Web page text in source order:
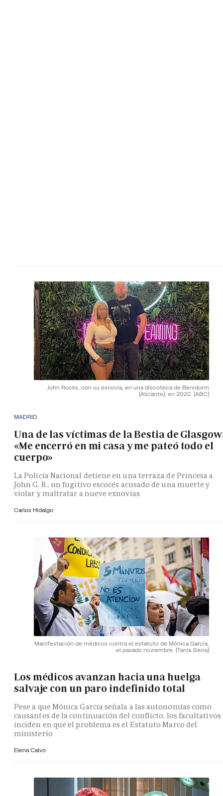
John Rocks, con su exnovia, en una discoteca de Benidorm
(Alicante), en 2022. (ABC)
MADRID
Una de las víctimas de la Bestia de
«Me encerró en mi casa y me pateó todo el
cuerpo»
La Policía Nacional detiene en una terraza de Princesa a
John G. R., un fugitivo escocés acusado de una muerte y
violar y maltratar a nueve exnovias
Carlos Hidalgo
Manifestación de médicos contra el estatuto de Mónica García,
el pasado noviembre. (Tania Sieira)
Los médicos avanzan hacia una huelga
salvaje con un paro indefinido total
Pese a que Mónica García señala a las autonomías como
causantes de la continuación del conflicto, los facultativos
inciden en que el problema es el Estatuto Marco del
ministerio
Elena Calvo